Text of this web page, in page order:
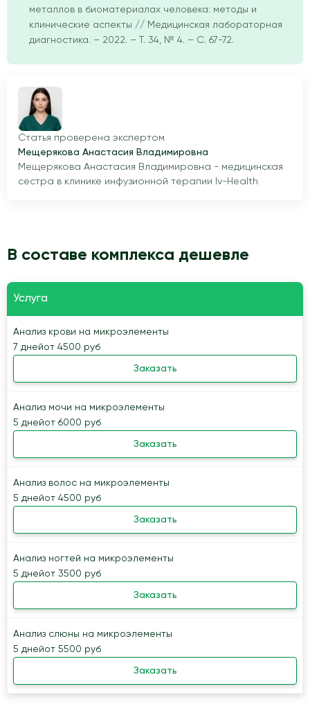
металлов в биоматериалах человека: методы и
клинические аспекты // Медицинская лабораторная
диагностика. – 2022. – Т. 34, № 4. – С. 67-72.
Статья проверена экспертом
Мещерякова Анастасия Владимировна
Мещерякова Анастасия Владимировна - медицинская
сестра в клинике инфузионной терапии Iv-Health
В составе комплекса дешевле
Услуга
Анализ крови на микроэлементы
7 днейот 4500 руб
Заказать
Анализ мочи на микроэлементы
5 днейот 6000 руб
Заказать
Анализ волос на микроэлементы
5 днейот 4500 руб
Заказать
Анализ ногтей на микроэлементы
5 днейот 3500 руб
Заказать
Анализ слюны на микроэлементы
5 днейот 5500 руб
Заказать